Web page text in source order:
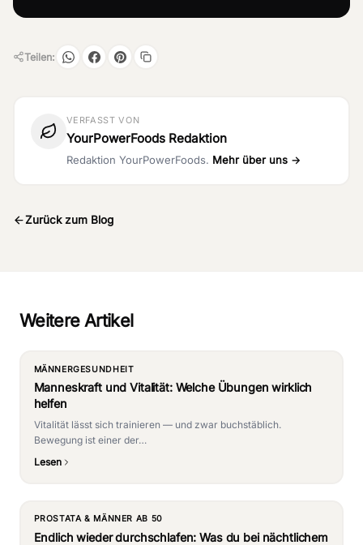
Teilen:
VERFASST VON
YourPowerFoods Redaktion
Redaktion YourPowerFoods. Mehr über uns →
Zurück zum Blog
Weitere Artikel
MÄNNERGESUNDHEIT
Manneskraft und Vitalität: Welche Übungen wirklich
helfen
Vitalität lässt sich trainieren — und zwar buchstäblich.
Bewegung ist einer der…
Lesen
PROSTATA & MÄNNER AB 50
Endlich wieder durchschlafen: Was du bei nächtlichem